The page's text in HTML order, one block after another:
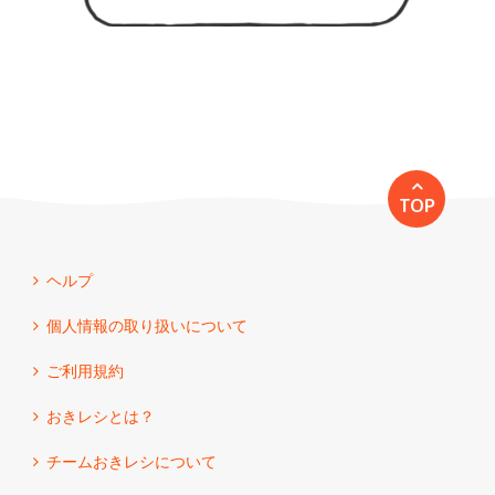
TOP
ヘルプ
個人情報の取り扱いについて
ご利用規約
おきレシとは？
チームおきレシについて